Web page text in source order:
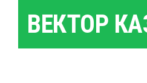
содержаниюВЕКТОР